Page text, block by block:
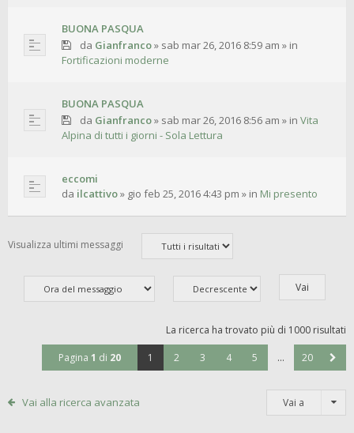
BUONA PASQUA
da Gianfranco» sab mar 26, 2016 8:59 am » in
Fortificazioni moderne
BUONA PASQUA
da Gianfranco» sab mar 26, 2016 8:56 am » in Vita
Alpina di tutti i giorni - Sola Lettura
eccomi
da ilcattivo» gio feb 25, 2016 4:43 pm » in Mi presento
Visualizza ultimi messaggi
La ricerca ha trovato più di 1000 risultati
Pagina 1 di 20 1 2 3 4 5 … 20
Vai alla ricerca avanzata Vai a